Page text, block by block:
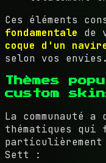
Ces éléments
fondamentale de
coque d'un
selon vos envies.
Thèmes
custom
La communauté
thématiques qui
particulièrement
Sett :